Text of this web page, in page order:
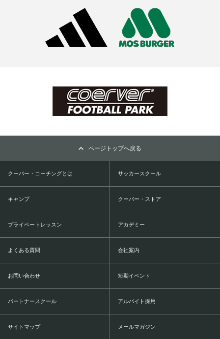
ページトップへ戻る
クーバー・コーチングとは サッカースクール
キャンプ クーバー・ストア
プライベートレッスン アカデミー
よくある質問 会社案内
お問い合わせ 短期イベント
パートナースクール アルバイト採用
サイトマップ メールマガジン